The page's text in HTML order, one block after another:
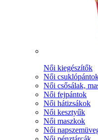
Női kiegészítők
Női
Női csősálak,
Női fejpántok
Női hátizsákok
Női kesztyűk
Női maszkok
Női